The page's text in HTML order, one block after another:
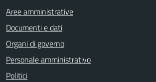
Aree amministrative
Documenti e dati
Organi di governo
Personale amministrativo
Politici